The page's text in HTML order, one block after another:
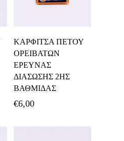
Καλάθι
ΚΑΡΦΙΤΣΑ ΠΕΤΟΥ
ΟΡΕΙΒΑΤΩΝ
ΕΡΕΥΝΑΣ
ΔΙΑΣΩΣΗΣ 2ΗΣ
ΒΑΘΜΙΔΑΣ
€6,00